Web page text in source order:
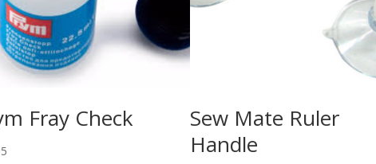
Fray Check
Sew Mate Ruler
Handle